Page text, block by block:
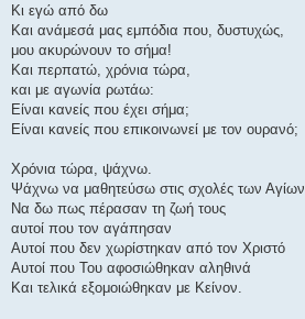
Κι εγώ από δω
Και ανάμεσά μας εμπόδια που, δυστυχώς,
μου ακυρώνουν το σήμα!
Και περπατώ, χρόνια τώρα,
και με αγωνία ρωτάω:
Είναι κανείς που έχει σήμα;
Είναι κανείς που επικοινωνεί με τον ουρανό;
Χρόνια τώρα, ψάχνω.
Ψάχνω να μαθητεύσω στις σχολές των Αγίων
Να δω πως πέρασαν τη ζωή τους
αυτοί που τον αγάπησαν
Αυτοί που δεν χωρίστηκαν από τον Χριστό
Αυτοί που Του αφοσιώθηκαν αληθινά
Και τελικά εξομοιώθηκαν με Κείνον.